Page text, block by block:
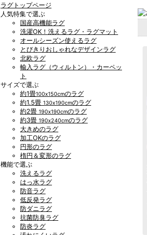
ラグトップページ
人気特集で選ぶ
国産高機能ラグ
洗濯OK！洗えるラグ・ラグマット
オールシーズン使えるラグ
とびきりおしゃれなデザインラグ
北欧ラグ
輸入ラグ（ウィルトン）・カーペッ
ト
サイズで選ぶ
約1畳100x150cmのラグ
約1.5畳 130x190cmのラグ
約2畳 190x190cmのラグ
約3畳 190x240cmのラグ
大きめのラグ
加工OKのラグ
円形のラグ
楕円＆変形のラグ
機能で選ぶ
洗えるラグ
はっ水ラグ
防音ラグ
低反発ラグ
防ダニラグ
抗菌防臭ラグ
防炎ラグ